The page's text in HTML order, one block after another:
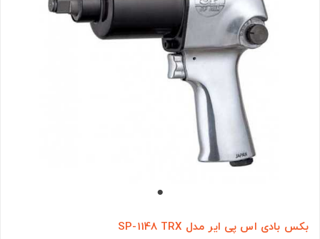
بکس بادی اس پی ایر مدل SP-1148 TRX